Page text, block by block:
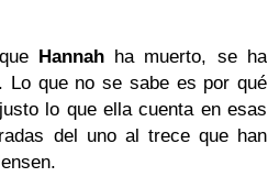
Hannahha muerto, se ha
Lo que no se sabe es por qué
lo que ella cuenta en esas
del uno al trece que han